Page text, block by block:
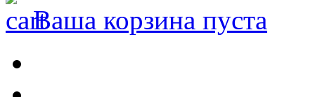
Ваша корзина пуста